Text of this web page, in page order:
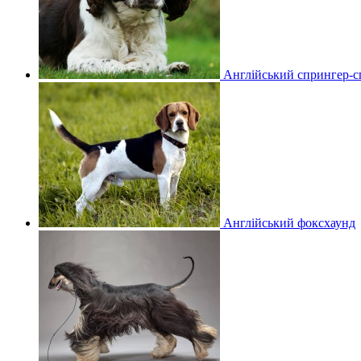
Англійський спрингер-
Англійський фоксхаунд